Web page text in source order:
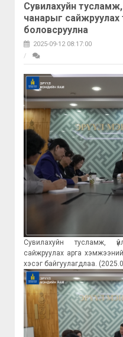
Сувилахуйн тусламж,
чанарыг сайжруулах
боловсруулна
2025-09-12 08:17:00
Сувилахуйн тусламж,
сайжруулах арга
хэсэг байгуулагдлаа.